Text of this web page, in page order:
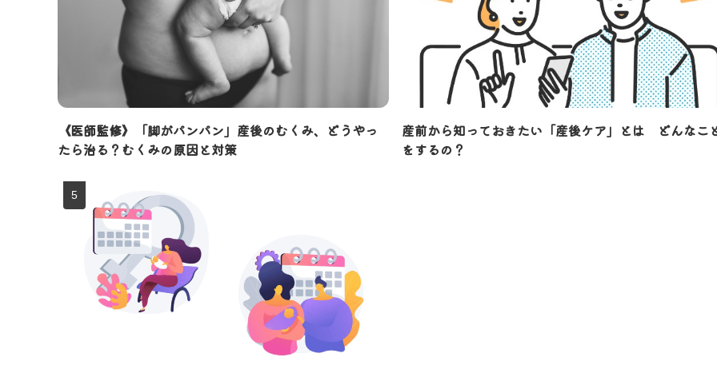
《医師監修》「脚がパンパン」産後のむくみ、どうやっ
たら治る？むくみの原因と対策
産前から知っておきたい「産後ケア」とは どんなこ
をするの？